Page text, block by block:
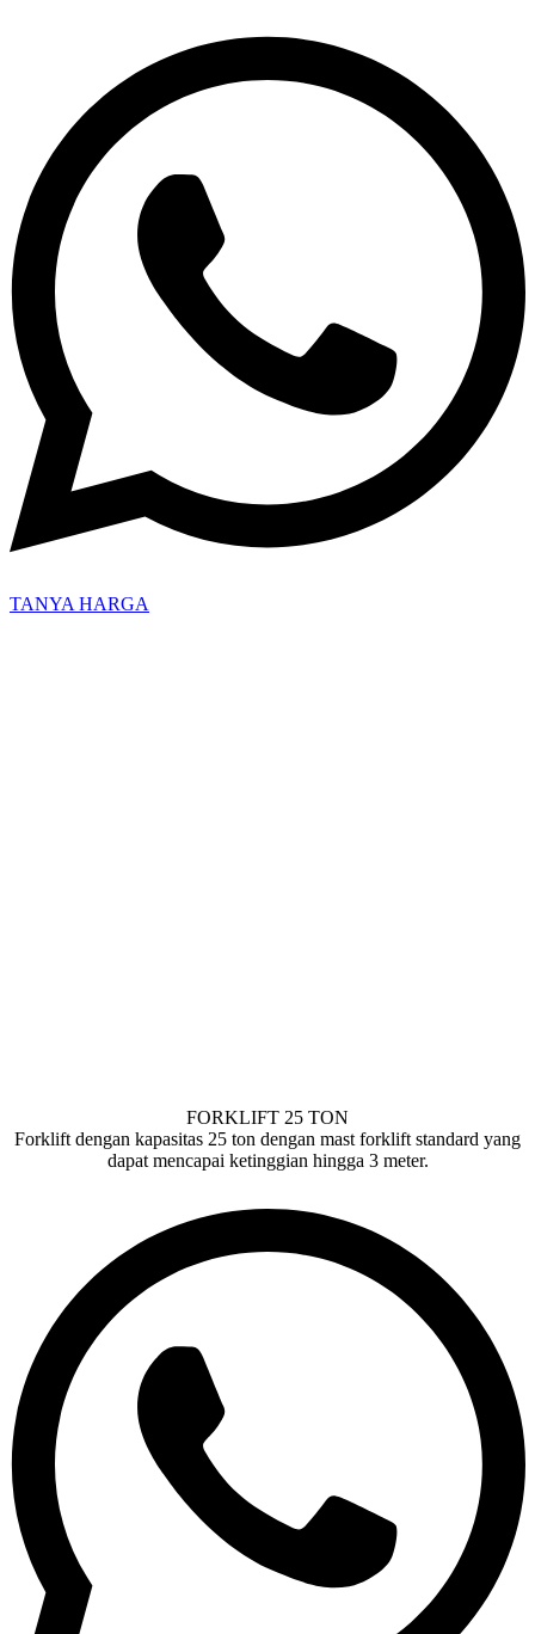
TANYA HARGA
FORKLIFT 25 TON
Forklift dengan kapasitas 25 ton dengan mast forklift standard yang
dapat mencapai ketinggian hingga 3 meter.